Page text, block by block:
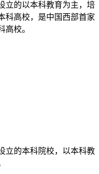
立的以本科教育为主，培
科高校，是中国西部首家
高校。
立的本科院校‌，以本科教